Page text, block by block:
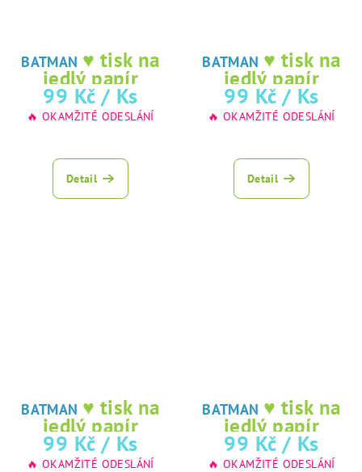
BATMAN ♥ tisk na
jedlý papír
99 Kč / Ks
🔥 OKAMŽITÉ ODESLÁNÍ
Detail
BATMAN ♥ tisk na
jedlý papír
99 Kč / Ks
🔥 OKAMŽITÉ ODESLÁNÍ
Detail
BATMAN ♥ tisk na
jedlý papír
99 Kč / Ks
🔥 OKAMŽITÉ ODESLÁNÍ
BATMAN ♥ tisk na
jedlý papír
99 Kč / Ks
🔥 OKAMŽITÉ ODESLÁNÍ